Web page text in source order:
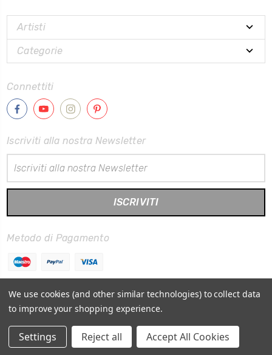
Artisti
Categorie
Connettiti
Iscriviti alla nostra Newsletter
Email
Metodo di Pagamento
© 2026 Quadreria Palladio
Termini e condizioni
We use cookies (and other similar technologies) to collect data
to improve your shopping experience.
Settings Reject all Accept All Cookies